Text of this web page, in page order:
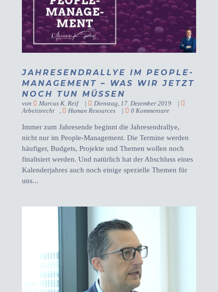
JAHRESENDRALLYE IM PEOPLE-
MANAGEMENT – WAS WIR JETZT
NOCH TUN MÜSSEN
von Marcus K. Reif | Dienstag, 17. Dezember 2019
|
Arbeitsrecht
, Human Resources | 0 Kommentare
Immer zum Jahresende beginnt die Jahresendrallye,
nicht nur im People-Management. Die Termine werden
häufiger, Budgets, Projekte und Themen wollen noch
finalisiert werden. Und natürlich hat der Abschluss eines
Kalenderjahres auch noch einige spezielle Themen für
uns...